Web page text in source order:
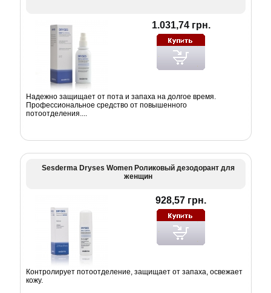
1.031,74 грн.
Надежно защищает от пота и запаха на долгое время.
Профессиональное средство от повышенного
потоотделения....
Sesderma Dryses Women Роликовый дезодорант для
женщин
928,57 грн.
Контролирует потоотделение, защищает от запаха, освежает
кожу.